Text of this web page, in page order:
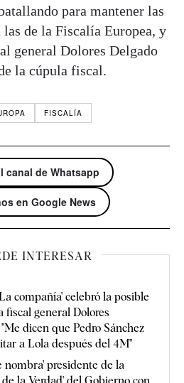
para mantener las
las de la Fiscalía Europea, y
general Dolores Delgado
la cúpula fiscal.
FISCALÍA
canal de Whatsapp
en Google News
INTERESAR
compañía' celebró la posible
fiscal general Dolores
dicen que Pedro Sánchez
a Lola después del 4M"
nombra' presidente de la